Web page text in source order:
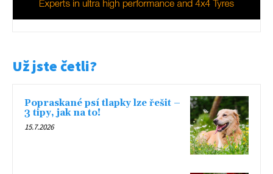
Už jste četli?
Popraskané psí tlapky lze řešit –
3 tipy, jak na to!
15.7.2026